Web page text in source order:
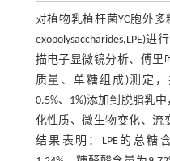
对植物乳植杆菌YC胞外多
exopolysaccharides,LPE)
描电子显微镜分析、傅里
质量、单糖组成)测定，
0.5%、1%)添加到脱脂乳
化性质、微生物变化、流
结果表明：LPE的总糖